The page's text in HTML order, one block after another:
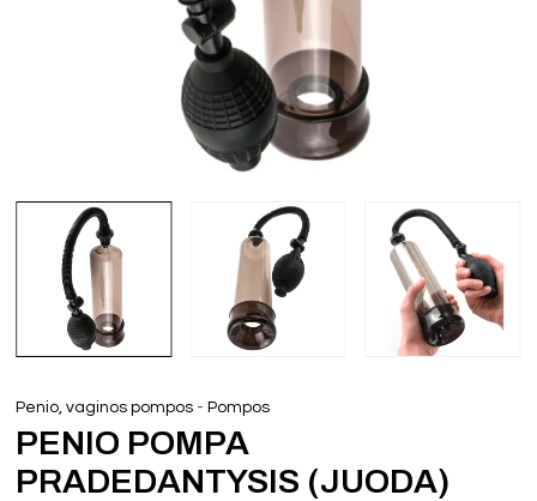
Penio, vaginos pompos -Pompos
PENIO POMPA
PRADEDANTYSIS (JUODA)